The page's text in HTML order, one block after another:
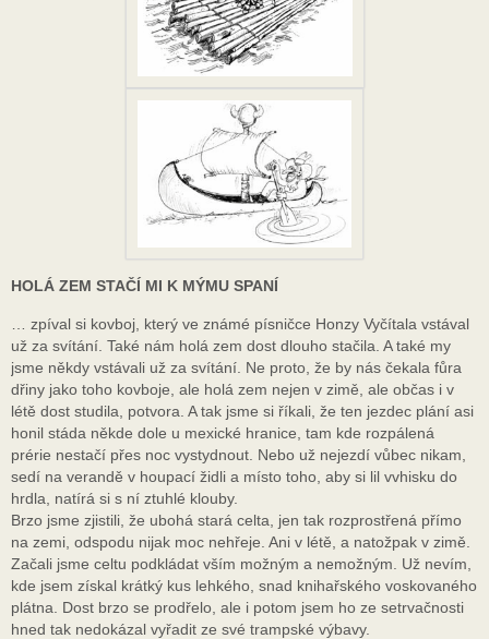
HOLÁ ZEM STAČÍ MI K MÝMU SPANÍ
… zpíval si kovboj, který ve známé písničce Honzy Vyčítala vstával
už za svítání. Také nám holá zem dost dlouho stačila. A také my
jsme někdy vstávali už za svítání. Ne proto, že by nás čekala fůra
dřiny jako toho kovboje, ale holá zem nejen v zimě, ale občas i v
létě dost studila, potvora. A tak jsme si říkali, že ten jezdec plání asi
honil stáda někde dole u mexické hranice, tam kde rozpálená
prérie nestačí přes noc vystydnout. Nebo už nejezdí vůbec nikam,
sedí na verandě v houpací židli a místo toho, aby si lil vvhisku do
hrdla, natírá si s ní ztuhlé klouby.
Brzo jsme zjistili, že ubohá stará celta, jen tak rozprostřená přímo
na zemi, odspodu nijak moc nehřeje. Ani v létě, a natožpak v zimě.
Začali jsme celtu podkládat vším možným a nemožným. Už nevím,
kde jsem získal krátký kus lehkého, snad knihařského voskovaného
plátna. Dost brzo se prodřelo, ale i potom jsem ho ze setrvačnosti
hned tak nedokázal vyřadit ze své trampské výbavy.